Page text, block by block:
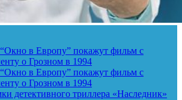
в Европу” покажут фильм с
о Грозном в 1994
в Европу” покажут фильм с
о Грозном в 1994
детективного триллера «Наследник»